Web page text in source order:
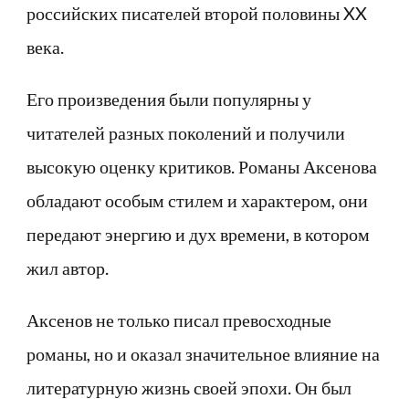
российских писателей второй половины XX
века.
Его произведения были популярны у
читателей разных поколений и получили
высокую оценку критиков. Романы Аксенова
обладают особым стилем и характером, они
передают энергию и дух времени, в котором
жил автор.
Аксенов не только писал превосходные
романы, но и оказал значительное влияние на
литературную жизнь своей эпохи. Он был